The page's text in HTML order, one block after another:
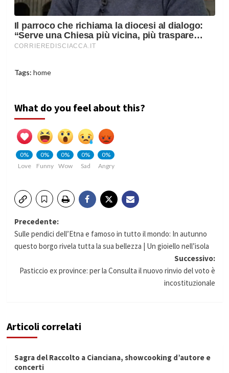
Tags: home
What do you feel about this?
0%
Love
0%
Funny
0%
Wow
0%
Sad
0%
Angry
Navigazione
articolo
Precedente:
Sulle pendici dell’Etna e famoso in tutto il mondo: In autunno
questo borgo rivela tutta la sua bellezza | Un gioiello nell’isola
Successivo:
Pasticcio ex province: per la Consulta il nuovo rinvio del voto è
incostituzionale
Articoli correlati
Sagra del Raccolto a Cianciana, showcooking d’autore e
concerti